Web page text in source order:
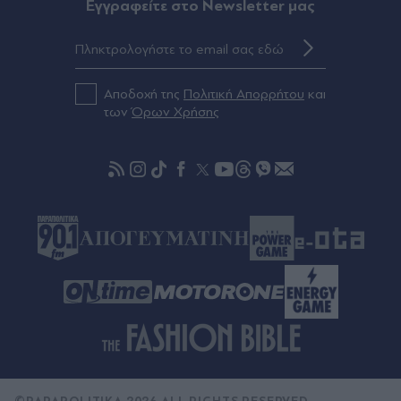
Πριν 32 λεπτά
Σοκαριστικό τροχαίο στο Αίγιο: Νεκρός οδηγός
λεωφορείου - Yπέστη καρδιακό επεισόδιο στο
Πριν 36 λεπτά
κάνναβης "πρόδωσε" κύκλωμα - Εντοπίστηκε
εργαστήριο σε σπίτι στην Αττική (Εικόνες &
Eγγραφείτε στο Newsletter μας
Αποδοχή της Πολιτική Απορρήτου και
τωνΌρων Χρήσης